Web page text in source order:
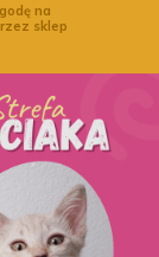
na
sklep